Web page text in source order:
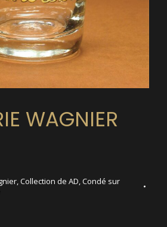
WAGNIER
,Collection de AD,Condé sur